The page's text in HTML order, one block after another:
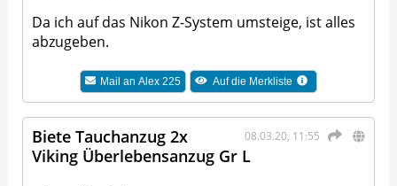
Da ich auf das Nikon Z-System umsteige, ist alles
abzugeben.
Mail anAlex 225 Auf die Merkliste
08.03.20, 11:55
Biete Tauchanzug 2x
Viking Überlebensanzug Gr L